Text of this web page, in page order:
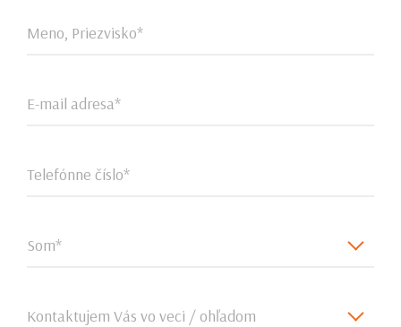
Meno, Priezvisko*
E-mail adresa*
Telefónne číslo*
Som*
Kontaktujem Vás vo veci / ohľadom